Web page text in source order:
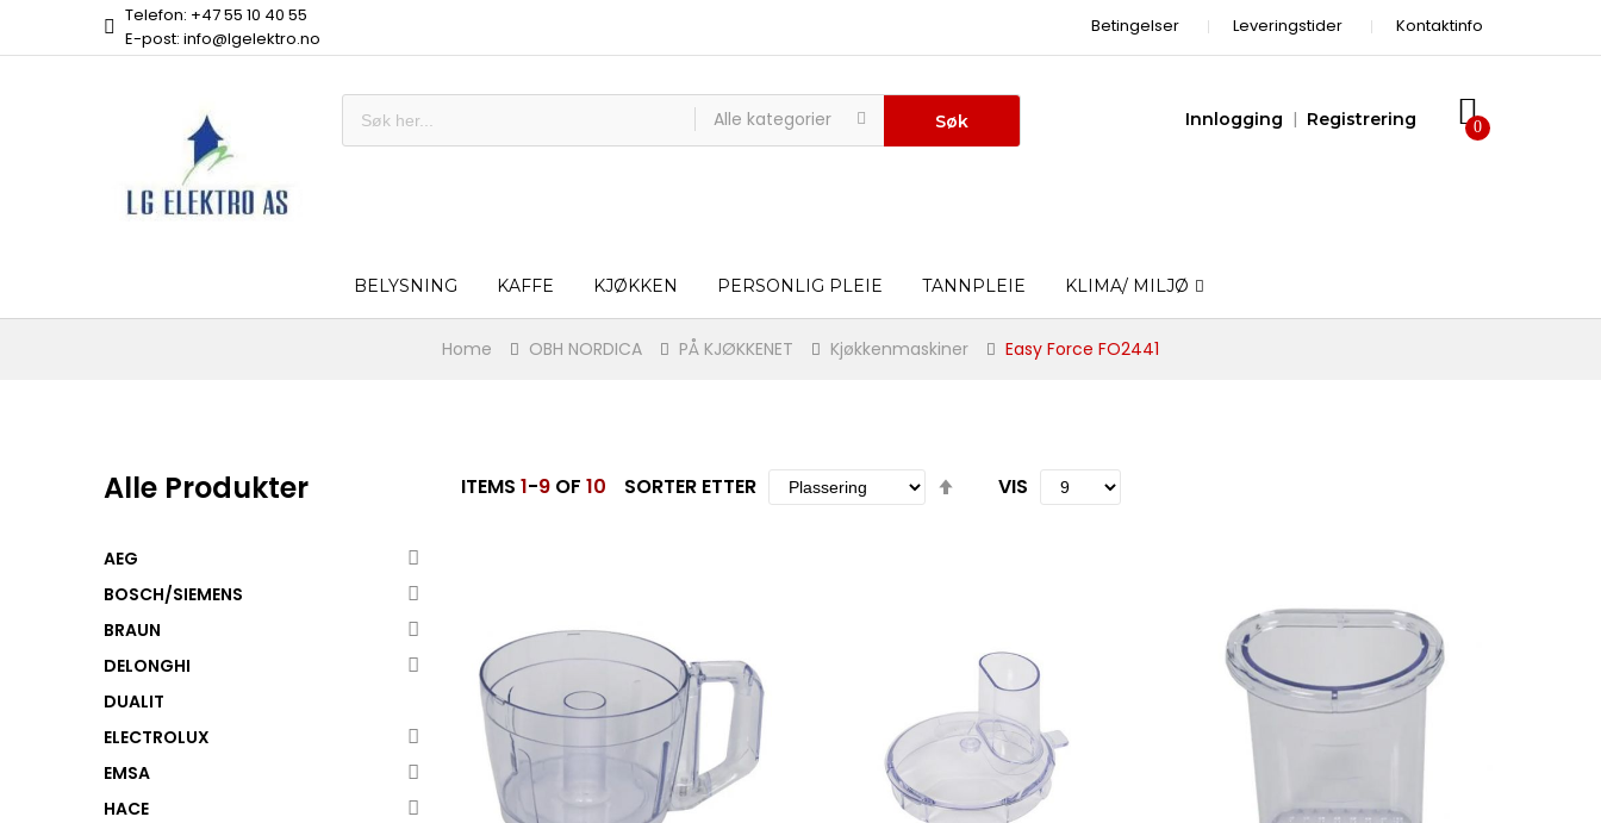
Telefon: +47 55 10 40 55
E-post: info@lgelektro.no
Betingelser Leveringstider Kontaktinfo
Alle kategorier Søk Innlogging Registrering
BELYSNING KAFFE KJØKKEN PERSONLIG PLEIE TANNPLEIE KLIMA/ MILJØ
Home OBH NORDICA PÅ KJØKKENET Kjøkkenmaskiner Easy Force FO2441
ITEMS 1-9 OF 10 SORTER ETTER
Descending
VIS
Alle Produkter
AEG
BOSCH/SIEMENS
BRAUN
DELONGHI
DUALIT
ELECTROLUX
EMSA
HACE